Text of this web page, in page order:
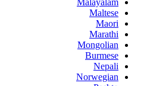
Malayalam
Maltese
Maori
Marathi
Mongolian
Burmese
Nepali
Norwegian